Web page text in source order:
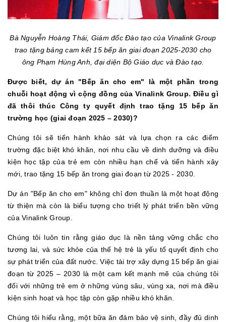
Bà Nguyễn Hoàng Thái, Giám đốc Đào tạo của Vinalink Group
trao tặng bảng cam kết 15 bếp ăn giai đoạn 2025-2030 cho
ông Phạm Hùng Anh, đại diện Bộ Giáo dục và Đào tạo.
Được biết, dự án "Bếp ăn cho em" là một phần trong
chuỗi hoạt động vì cộng đồng của Vinalink Group. Điều gì
đã thôi thúc Công ty quyết định trao tặng 15 bếp ăn
trường học (giai đoạn 2025 – 2030)?
Chúng tôi sẽ tiến hành khảo sát và lựa chọn ra các điểm
trường đặc biệt khó khăn, nơi nhu cầu về dinh dưỡng và điều
kiện học tập của trẻ em còn nhiều hạn chế và tiến hành xây
mới, trao tặng 15 bếp ăn trong giai đoạn từ 2025 - 2030.
Dự án "Bếp ăn cho em" không chỉ đơn thuần là một hoạt động
từ thiện mà còn là biểu tượng cho triết lý phát triển bền vững
của Vinalink Group.
Chúng tôi luôn tin rằng giáo dục là nền tảng vững chắc cho
tương lai, và sức khỏe của thế hệ trẻ là yếu tố quyết định cho
sự phát triển của đất nước. Việc tài trợ xây dựng 15 bếp ăn giai
đoạn từ 2025 – 2030 là một cam kết mạnh mẽ của chúng tôi
đối với những trẻ em ở những vùng sâu, vùng xa, nơi mà điều
kiện sinh hoạt và học tập còn gặp nhiều khó khăn.
Chúng tôi hiểu rằng, một bữa ăn đảm bảo vệ sinh, đầy đủ dinh